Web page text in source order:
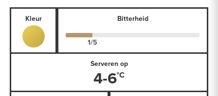
Kleur Bitterheid
Serveren op
4-6